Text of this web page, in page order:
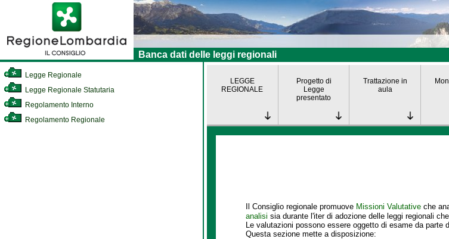
Banca dati delle leggi regionali
Legge Regionale
Legge Regionale Statutaria
Regolamento Interno
Regolamento Regionale
LEGGE
REGIONALE
Progetto di
Legge
presentato
Trattazione in
aula
Il Consiglio regionale promuove Missioni Valutative che
analisi sia durante l'iter di adozione delle leggi regionali
Le valutazioni possono essere oggetto di esame da parte
Questa sezione mette a disposizione: